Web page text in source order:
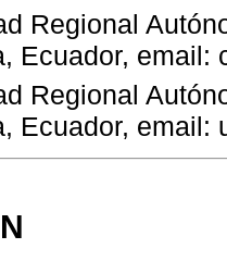
Regional
Ecuador, email:
Regional
Ecuador, email: